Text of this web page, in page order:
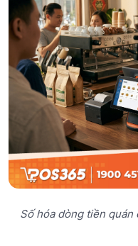
Số hóa dòng tiền